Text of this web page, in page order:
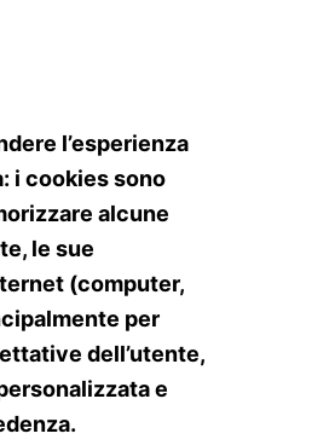
l’esperienza
i cookies sono
alcune
le sue
(computer,
per
dell’utente,
e